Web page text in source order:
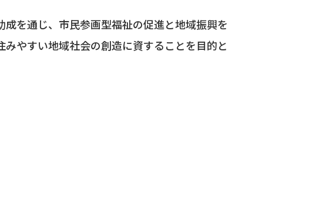
を通じ、市民参画型福祉の促進と地域振興を
やすい地域社会の創造に資することを目的と